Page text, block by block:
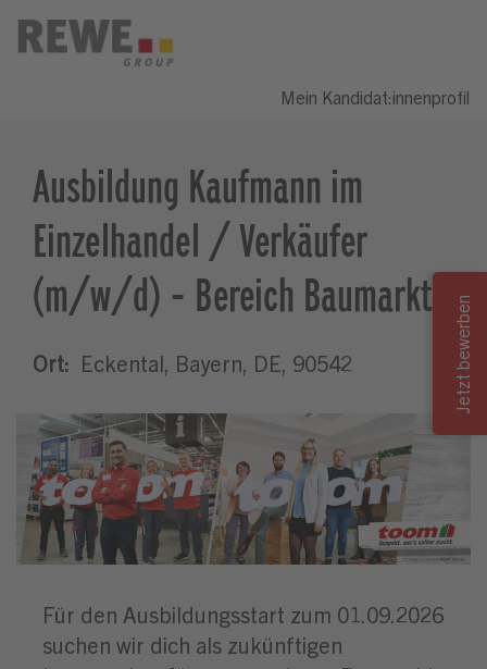
Mein Kandidat:innenprofil
Ausbildung Kaufmann im
Einzelhandel / Verkäufer
(m/w/d) - Bereich Baumarkt
Ort: Eckental, Bayern, DE, 90542
Für den Ausbildungsstart zum 01.09.2026
suchen wir dich als zukünftigen